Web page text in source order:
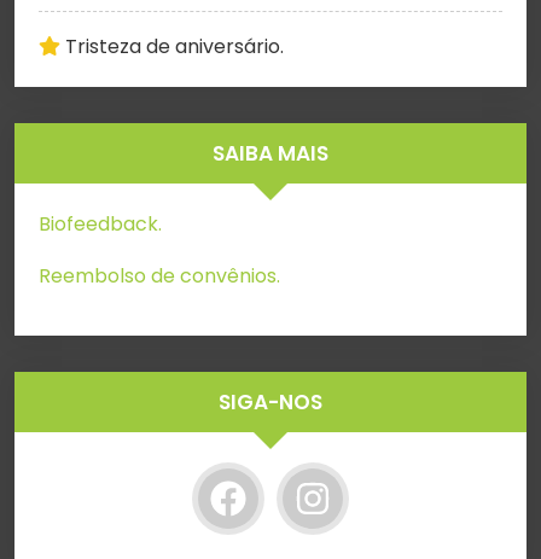
Tristeza de aniversário.
SAIBA MAIS
Biofeedback.
Reembolso de convênios.
SIGA-NOS